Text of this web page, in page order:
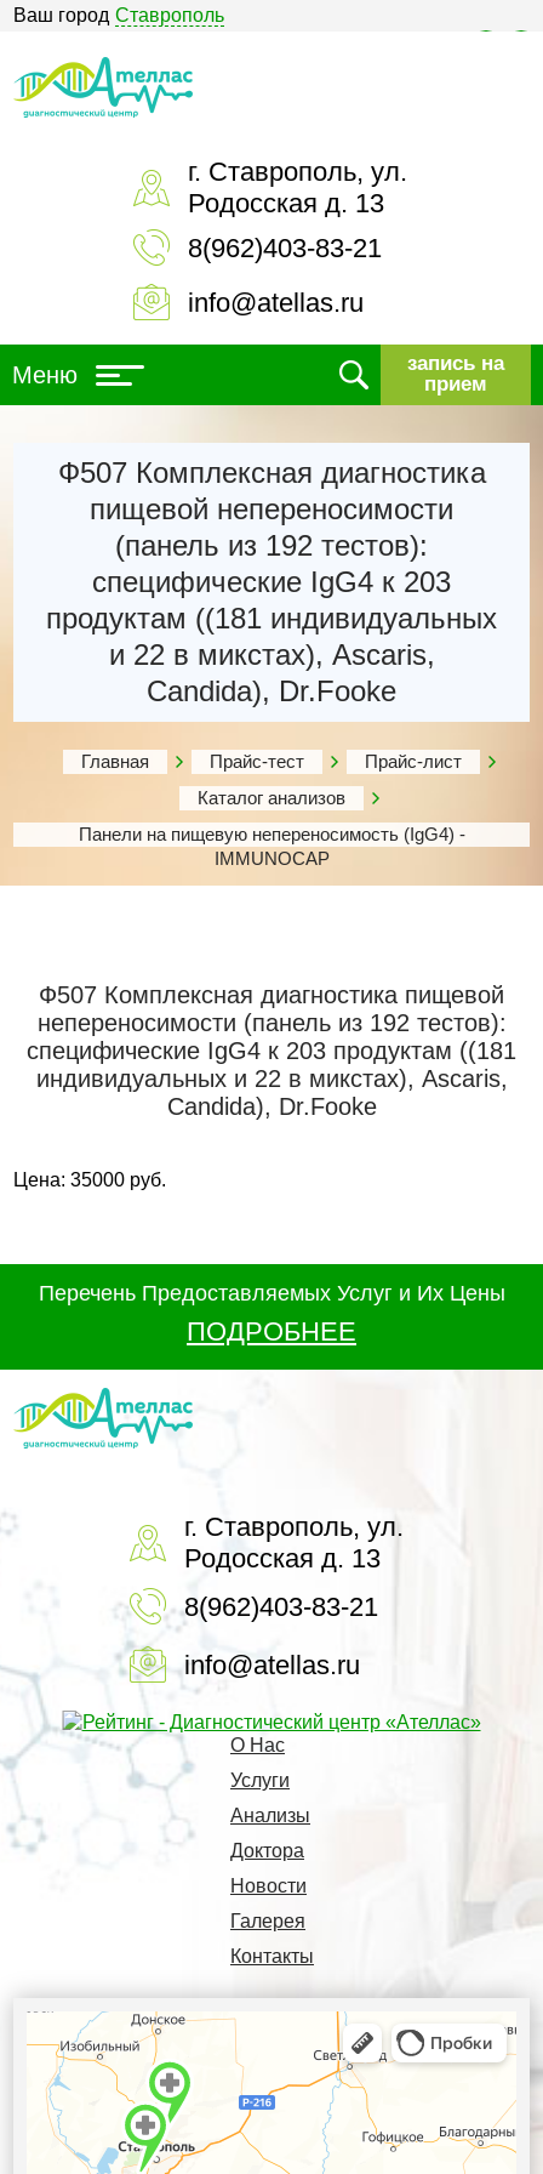
Ваш город Ставрополь
г. Ставрополь, ул.
Родосская д. 13
8(962)403-83-21
info@atellas.ru
Меню
запись на
прием
Ф507 Комплексная диагностика
пищевой непереносимости
(панель из 192 тестов):
специфические IgG4 к 203
продуктам ((181 индивидуальных
и 22 в микстах), Ascaris,
Candida), Dr.Fooke
Главная Прайс-тест
Прайс-лист
Каталог анализов
Панели на пищевую непереносимость (IgG4) -
IMMUNOCAP
Ф507 Комплексная диагностика пищевой
непереносимости (панель из 192 тестов):
специфические IgG4 к 203 продуктам ((181
индивидуальных и 22 в микстах), Ascaris,
Candida), Dr.Fooke
Цена: 35000 руб.
Перечень Предоставляемых Услуг и Их Цены
ПОДРОБНЕЕ
г. Ставрополь, ул.
Родосская д. 13
8(962)403-83-21
info@atellas.ru
О Нас
Услуги
Анализы
Доктора
Новости
Галерея
Контакты